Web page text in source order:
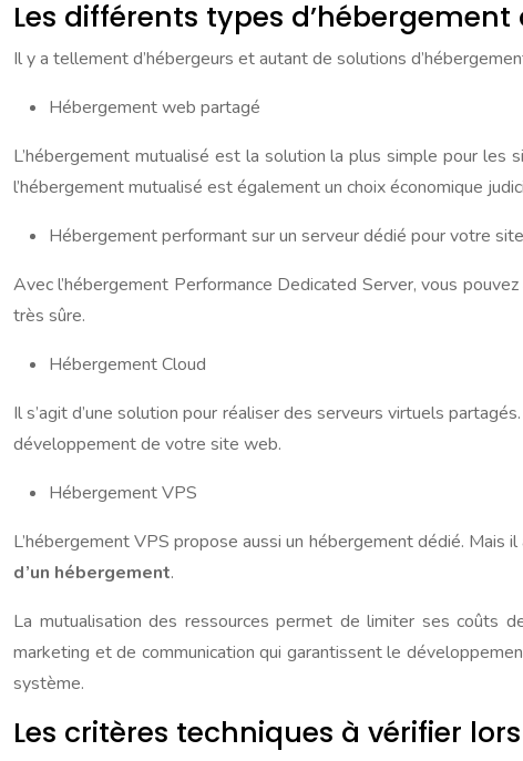
Les différents types d’hébergement
Il y a tellement d’hébergeurs et autant de solutions
Hébergement web partagé
L’hébergement mutualisé est la solution la plus simple pour les
l’hébergement mutualisé est également un choix économique
Hébergement performant sur un serveur dédié pour votre site
Avec l’hébergement Performance Dedicated Server, vous
très sûre.
Hébergement Cloud
Il s’agit d’une solution pour réaliser des serveurs virtuels
développement de votre site web.
Hébergement VPS
L’hébergement VPS propose aussi un hébergement dédié. Mais
d’un hébergement.
La mutualisation des ressources permet de limiter ses coûts
marketing et de communication qui garantissent le
système.
Les critères techniques à vérifier